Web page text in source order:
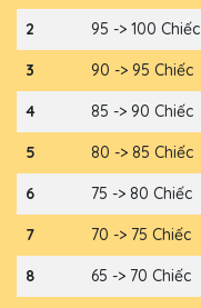
2 95 -> 100 Chiếc
3 90 -> 95 Chiếc
4 85 -> 90 Chiếc
5 80 -> 85 Chiếc
6 75 -> 80 Chiếc
7 70 -> 75 Chiếc
8 65 -> 70 Chiếc